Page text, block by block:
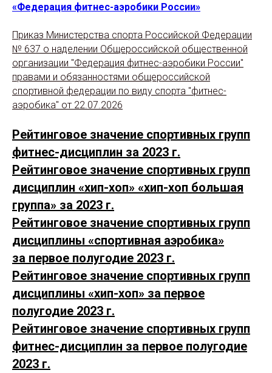
«Федерация фитнес-аэробики России»
Приказ Министерства спорта Российской Федерации
№ 637 о наделении Общероссийской общественной
организации "Федерация фитнес-аэробики России"
правами и обязанностями общероссийской
спортивной федерации по виду спорта "фитнес-
аэробика" от 22.07.2026
Рейтинговое значение спортивных групп
фитнес-дисциплин за 2023 г.
Рейтинговое значение спортивных групп
дисциплин «хип-хоп» «хип-хоп большая
группа» за 2023 г.
Рейтинговое значение спортивных групп
дисциплины «спортивная аэробика»
за первое полугодие 2023 г.
Рейтинговое значение спортивных групп
дисциплины «хип-хоп» за первое
полугодие 2023 г.
Рейтинговое значение спортивных групп
фитнес-дисциплин за первое полугодие
2023 г.